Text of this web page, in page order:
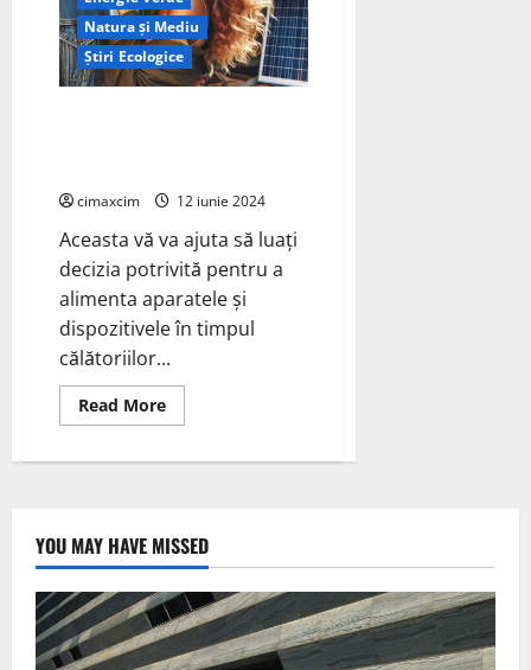
anul
2025
Natura și Mediu
Știri Ecologice
cimaxcim 12 iunie 2024
Aceasta vă va ajuta să luați
decizia potrivită pentru a
alimenta aparatele și
dispozitivele în timpul
călătoriilor...
Read MoreRead
more
Invertor
pentru
O
Experiență
Perfectă
în
Natură”
YOU MAY HAVE MISSED